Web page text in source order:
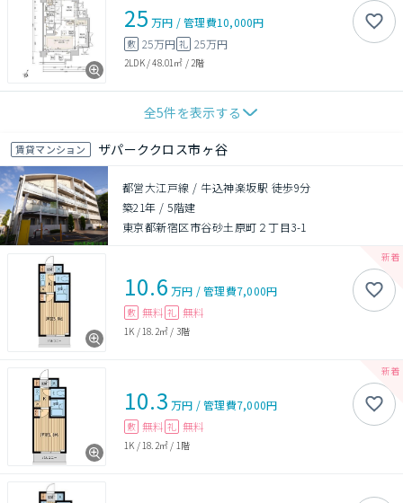
25 万円 /管理費10,000円
敷 25万円 礼 25万円
2LDK/48.01㎡ / 2階
全5件を表示する
賃貸マンション ザパーククロス市ヶ谷
都営大江戸線 / 牛込神楽坂駅 徒歩9分
築21年 /5階建
東京都新宿区市谷砂土原町２丁目3-1
10.6 万円 /管理費7,000円
敷 無料 礼 無料
1K / 18.2㎡ / 3階
10.3 万円 /管理費7,000円
敷 無料 礼 無料
1K / 18.2㎡ / 1階